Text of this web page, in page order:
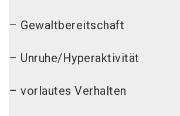
– Gewaltbereitschaft
– Unruhe/Hyperaktivität
– vorlautes Verhalten